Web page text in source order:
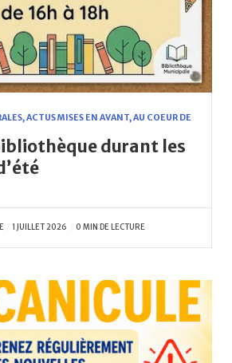
,ACTUS MISES EN AVANT,AU COEUR DE
durant les
1 JUILLET 2026 0 MIN DE LECTURE